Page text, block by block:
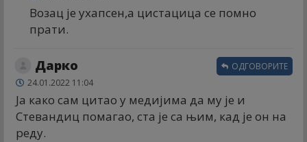
Возац је ухапсен,а цистацица се помно
прати.
Дарко
24.01.2022 11:04
Ја како сам цитао у медијима да му је и
Стевандиц помагао, ста је са њим, кад је он на
реду.
ОДГОВОРИТЕ